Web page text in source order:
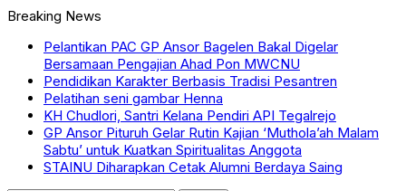
Breaking News
Pelantikan PAC GP Ansor Bagelen Bakal Digelar
Bersamaan Pengajian Ahad Pon MWCNU
Pendidikan Karakter Berbasis Tradisi Pesantren
Pelatihan seni gambar Henna
KH Chudlori, Santri Kelana Pendiri API Tegalrejo
GP Ansor Pituruh Gelar Rutin Kajian ‘Muthola’ah Malam
Sabtu’ untuk Kuatkan Spiritualitas Anggota
STAINU Diharapkan Cetak Alumni Berdaya Saing